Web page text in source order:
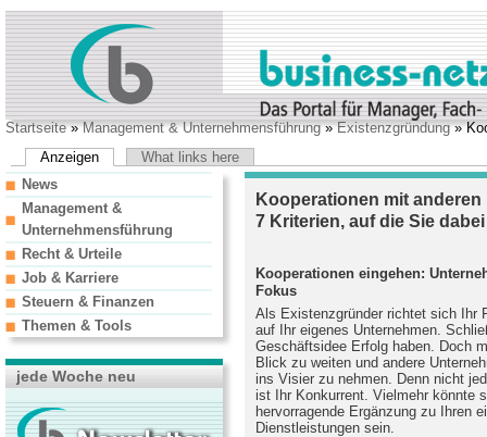
Startseite»Management & Unternehmensführung»Existenzgründung»
Anzeigen
What links here
Kooperationen mit
7 Kriterien, auf die Sie
Kooperationen eingehen:
Fokus
Als Existenzgründer richtet sich Ihr
auf Ihr eigenes Unternehmen.
Geschäftsidee Erfolg haben. Doch
Blick zu weiten und andere
ins Visier zu nehmen. Denn nicht
ist Ihr Konkurrent. Vielmehr könnte
hervorragende Ergänzung zu Ihren
Dienstleistungen sein.
News
Management &
Unternehmensführung
Recht & Urteile
Job & Karriere
Steuern & Finanzen
Themen & Tools
jede Woche neu